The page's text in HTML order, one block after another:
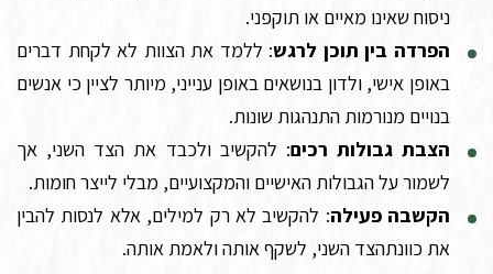
ניסוח שאינו מאיים או תוקפני.
הפרדה בין תוכן לרגש: ללמד את הצוות לא לקחת דברים
באופן אישי, ולדון בנושאים באופן ענייני, מיותר לציין כי אנשים
בנויים מנורמות התנהגות שונות.
הצבת גבולות רכים: להקשיב ולכבד את הצד השני, אך
לשמור על הגבולות האישיים והמקצועיים, מבלי לייצר חומות.
הקשבה פעילה: להקשיב לא רק למילים, אלא לנסות להבין
את כוונתהצד השני, לשקף אותה ולאמת אותה.